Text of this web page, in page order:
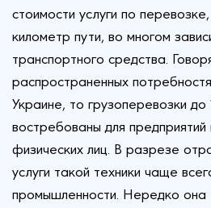
стоимости услуги по
километр пути, во многом
транспортного средства.
распространенных
Украине, то грузоперевозки
востребованы для
физических лиц. В разрезе
услуги такой техники чаще
промышленности. Нередко она